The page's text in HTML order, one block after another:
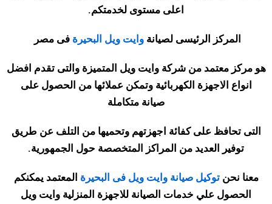
اعلى مستوى لخدمتكم.
المركز الرئيسى لصيانةوايت ويل البحيرة فى مصر
هو مركز معتمد من شركة وايت ويل المتميزة والتى تقدم افضل
انواع الاجهزة الكهربائية وتمكن عملائها من الحصول على
صيانة متكاملة
التى تحافظ على كفائة اجهزتهم وتحميها من التلف عن طريق
توفير العديد من المراكز المتخصصة حول الجمهورية.
معنا نحنتوكيل صيانة وايت ويل فى البحيرة المعتمد يمكنكم
الحصول علي خدمات الصيانة للاجهزة المنزلية وايت ويل